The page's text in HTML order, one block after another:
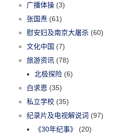
广播体操 (3)
张国焘 (61)
慰安妇及南京大屠杀 (60)
文化中国 (7)
旅游资讯 (78)
北极探险 (6)
白求恩 (35)
私立学校 (35)
纪录片及电视解说词 (97)
《30年纪事》
(20)